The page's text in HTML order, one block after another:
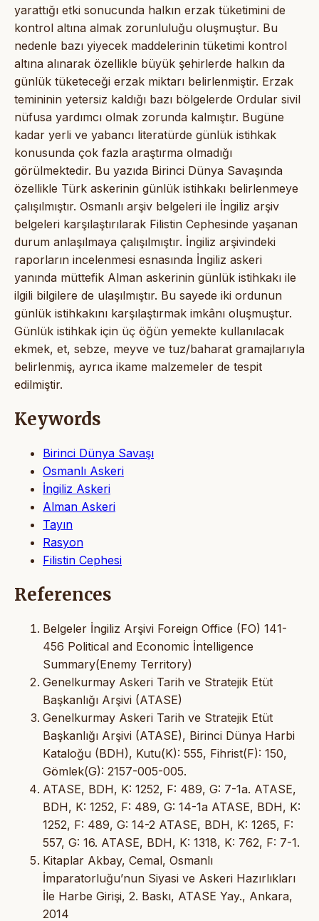
yarattığı etki sonucunda halkın erzak tüketimini de
kontrol altına almak zorunluluğu oluşmuştur. Bu
nedenle bazı yiyecek maddelerinin tüketimi kontrol
altına alınarak özellikle büyük şehirlerde halkın da
günlük tüketeceği erzak miktarı belirlenmiştir. Erzak
temininin yetersiz kaldığı bazı bölgelerde Ordular sivil
nüfusa yardımcı olmak zorunda kalmıştır. Bugüne
kadar yerli ve yabancı literatürde günlük istihkak
konusunda çok fazla araştırma olmadığı
görülmektedir. Bu yazıda Birinci Dünya Savaşında
özellikle Türk askerinin günlük istihkakı belirlenmeye
çalışılmıştır. Osmanlı arşiv belgeleri ile İngiliz arşiv
belgeleri karşılaştırılarak Filistin Cephesinde yaşanan
durum anlaşılmaya çalışılmıştır. İngiliz arşivindeki
raporların incelenmesi esnasında İngiliz askeri
yanında müttefik Alman askerinin günlük istihkakı ile
ilgili bilgilere de ulaşılmıştır. Bu sayede iki ordunun
günlük istihkakını karşılaştırmak imkânı oluşmuştur.
Günlük istihkak için üç öğün yemekte kullanılacak
ekmek, et, sebze, meyve ve tuz/baharat gramajlarıyla
belirlenmiş, ayrıca ikame malzemeler de tespit
edilmiştir.
Keywords
Birinci Dünya Savaşı
Osmanlı Askeri
İngiliz Askeri
Alman Askeri
Tayın
Rasyon
Filistin Cephesi
References
Belgeler İngiliz Arşivi Foreign Office (FO) 141-
456 Political and Economic İntelligence
Summary(Enemy Territory)
Genelkurmay Askeri Tarih ve Stratejik Etüt
Başkanlığı Arşivi (ATASE)
Genelkurmay Askeri Tarih ve Stratejik Etüt
Başkanlığı Arşivi (ATASE), Birinci Dünya Harbi
Kataloğu (BDH), Kutu(K): 555, Fihrist(F): 150,
Gömlek(G): 2157-005-005.
ATASE, BDH, K: 1252, F: 489, G: 7-1a. ATASE,
BDH, K: 1252, F: 489, G: 14-1a ATASE, BDH, K:
1252, F: 489, G: 14-2 ATASE, BDH, K: 1265, F:
557, G: 16. ATASE, BDH, K: 1318, K: 762, F: 7-1.
Kitaplar Akbay, Cemal, Osmanlı
İmparatorluğu’nun Siyasi ve Askeri Hazırlıkları
İle Harbe Girişi, 2. Baskı, ATASE Yay., Ankara,
2014